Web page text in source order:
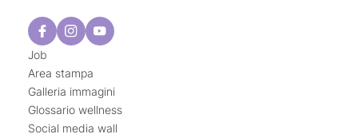
Job
Area stampa
Galleria immagini
Glossario wellness
Social media wall